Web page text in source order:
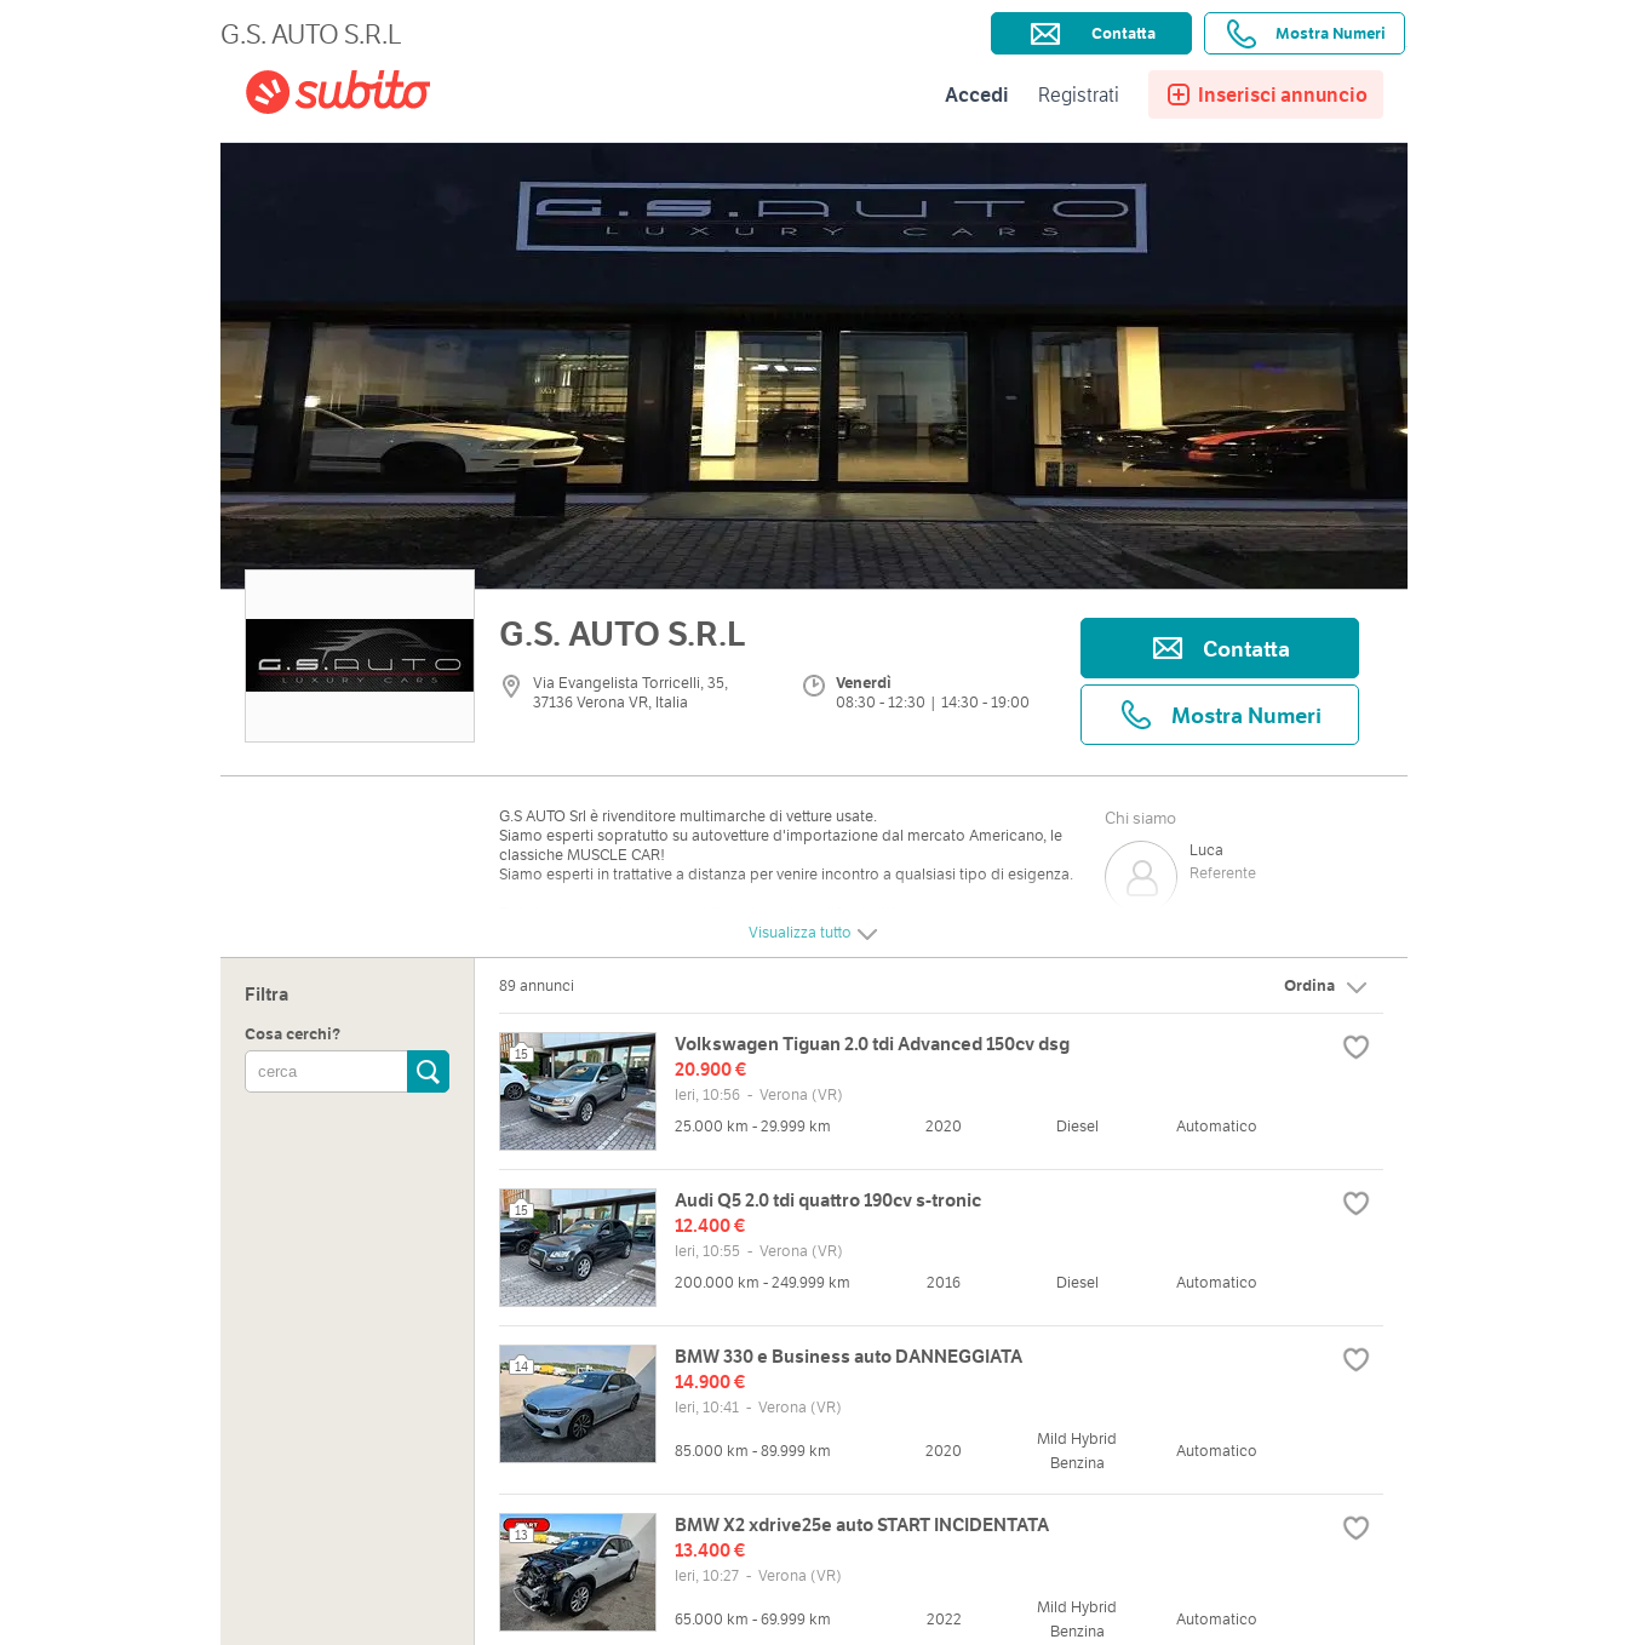
Subito per le Aziende Assistenza Ricerche salvate Preferiti
Accedi Registrati Inserisci annuncio
G.S. AUTO S.R.L Contatta Mostra Numeri
G.S. AUTO S.R.L
Via Evangelista Torricelli, 35,
37136 Verona VR, Italia
Venerdì
08:30 - 12:30 | 14:30 - 19:00
Contatta
Mostra Numeri
G.S AUTO Srl è rivenditore multimarche di vetture usate.
Siamo esperti sopratutto su autovetture d'importazione dal mercato Americano, le
classiche MUSCLE CAR!
Siamo esperti in trattative a distanza per venire incontro a qualsiasi tipo di esigenza.
Chi siamo
Luca
Referente
Indirizzo
Via Evangelista Torricelli, 35, 37136
Verona VR, Italia
Mappa
Sito web
http://www.gsautosrl.com
Orari
Lun
08:30 - 12:30 | 14:30 - 19:00
Gio
08:30 - 12:30 | 14:30 - 19:00
Ven
09:00 - 12:30 | chiuso
Dom
chiuso
Visualizza tutto
Filtra
Cosa cerchi?
89 annunci Ordina
15
Volkswagen Tiguan 2.0 tdi Advanced 150cv dsg
20.900 €
Ieri, 10:56 - Verona (VR)
25.000 km - 29.999 km
2020 Diesel Automatico
15
Audi Q5 2.0 tdi quattro 190cv s-tronic
12.400 €
Ieri, 10:55 - Verona (VR)
200.000 km - 249.999 km
2016 Diesel Automatico
14
BMW 330 e Business auto DANNEGGIATA
14.900 €
Ieri, 10:41 - Verona (VR)
85.000 km - 89.999 km 2020
Mild Hybrid
Benzina
Automatico
13
BMW X2 xdrive25e auto START INCIDENTATA
13.400 €
Ieri, 10:27 - Verona (VR)
65.000 km - 69.999 km 2022
Mild Hybrid
Benzina
Automatico